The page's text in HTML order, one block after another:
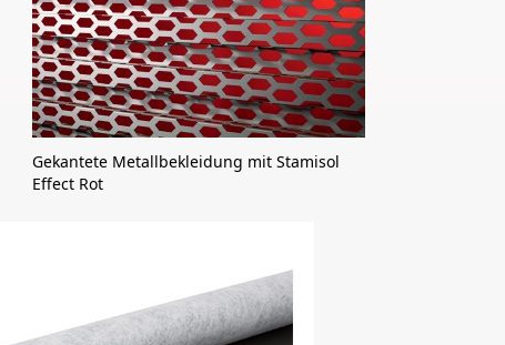
Gekantete Metallbekleidung mit Stamisol
Effect Rot